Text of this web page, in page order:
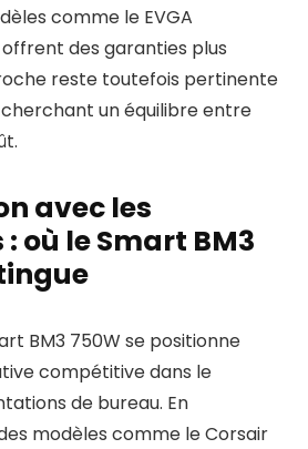
comme le EVGA
offrent des garanties plus
reste toutefois pertinente
un équilibre entre
avec les
où le Smart BM3
BM3 750W se positionne
compétitive dans le
de bureau. En
modèles comme le Corsair